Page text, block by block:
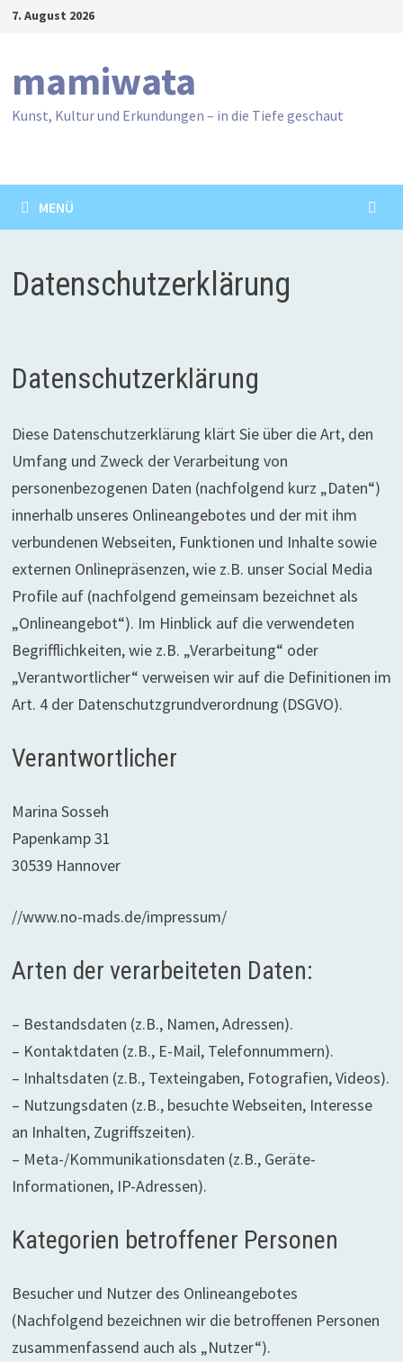
Zum7. August 2026
mamiwata
Kunst, Kultur und Erkundungen – in die Tiefe geschaut
MENÜ
Datenschutzerklärung
Datenschutzerklärung
Diese Datenschutzerklärung klärt Sie über die Art, den
Umfang und Zweck der Verarbeitung von
personenbezogenen Daten (nachfolgend kurz „Daten“)
innerhalb unseres Onlineangebotes und der mit ihm
verbundenen Webseiten, Funktionen und Inhalte sowie
externen Onlinepräsenzen, wie z.B. unser Social Media
Profile auf (nachfolgend gemeinsam bezeichnet als
„Onlineangebot“). Im Hinblick auf die verwendeten
Begrifflichkeiten, wie z.B. „Verarbeitung“ oder
„Verantwortlicher“ verweisen wir auf die Definitionen im
Art. 4 der Datenschutzgrundverordnung (DSGVO).
Verantwortlicher
Marina Sosseh
Papenkamp 31
30539 Hannover
//www.no-mads.de/impressum/
Arten der verarbeiteten Daten:
– Bestandsdaten (z.B., Namen, Adressen).
– Kontaktdaten (z.B., E-Mail, Telefonnummern).
– Inhaltsdaten (z.B., Texteingaben, Fotografien, Videos).
– Nutzungsdaten (z.B., besuchte Webseiten, Interesse
an Inhalten, Zugriffszeiten).
– Meta-/Kommunikationsdaten (z.B., Geräte-
Informationen, IP-Adressen).
Kategorien betroffener Personen
Besucher und Nutzer des Onlineangebotes
(Nachfolgend bezeichnen wir die betroffenen Personen
zusammenfassend auch als „Nutzer“).